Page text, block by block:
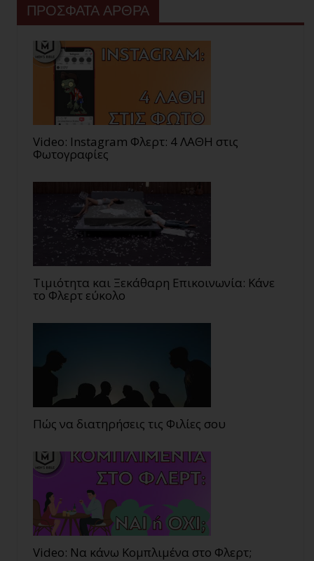
ΠΡΟΣΦΑΤΑ ΑΡΘΡΑ
Video: Instagram Φλερτ: 4 ΛΑΘΗ στις
Φωτογραφίες
Τιμιότητα και Ξεκάθαρη Επικοινωνία: Κάνε
το Φλερτ εύκολο
Πώς να διατηρήσεις τις Φιλίες σου
Video: Να κάνω Κομπλιμένα στο Φλερτ;